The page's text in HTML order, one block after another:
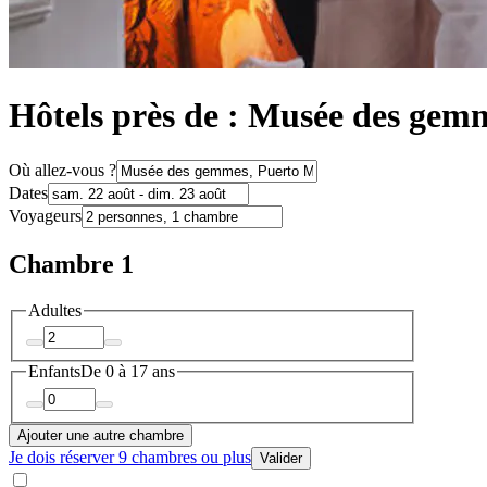
Hôtels près de : Musée des
Où allez-vous ?
Dates
Voyageurs
Chambre 1
Adultes
EnfantsDe 0 à 17 ans
Ajouter une autre chambre
Je dois réserver 9 chambres ou plus Valider